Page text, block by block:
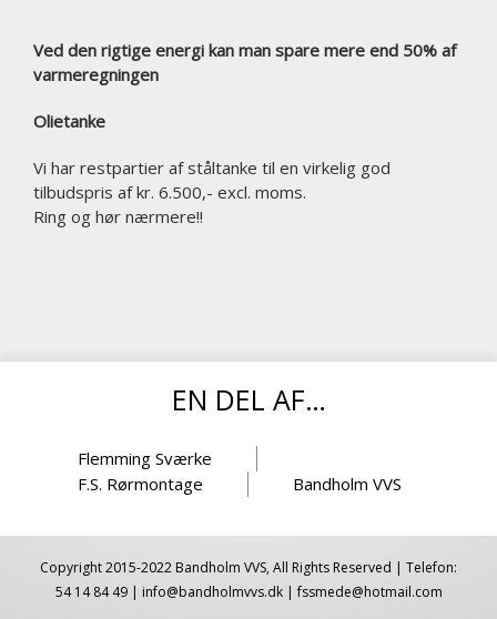
Ved den rigtige energi kan man spare mere end 50% af
varmeregningen
Olietanke
Vi har restpartier af ståltanke til en virkelig god
tilbudspris af kr. 6.500,- excl. moms.
Ring og hør nærmere!!
EN DEL AF…
Flemming Sværke
F.S. Rørmontage
Bandholm VVS
Copyright 2015-2022 Bandholm VVS, All Rights Reserved | Telefon:
54 14 84 49| info@bandholmvvs.dk|fssmede@hotmail.com